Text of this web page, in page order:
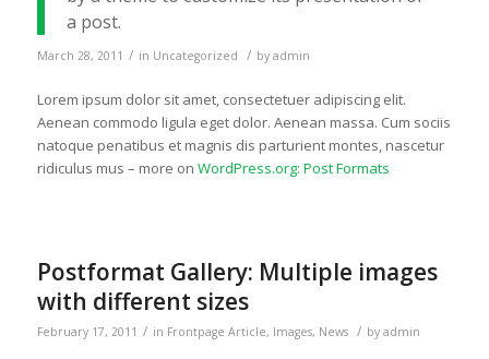
a post.
March 28, 2011 / in Uncategorized / by admin
Lorem ipsum dolor sit amet, consectetuer adipiscing elit.
Aenean commodo ligula eget dolor. Aenean massa. Cum sociis
natoque penatibus et magnis dis parturient montes, nascetur
ridiculus mus – more on WordPress.org: Post Formats
Postformat Gallery: Multiple images
with different sizes
February 17, 2011 / in Frontpage Article, Images, News / by admin